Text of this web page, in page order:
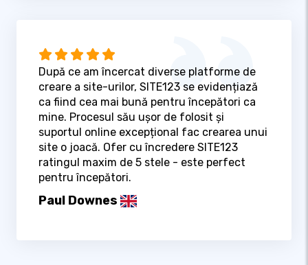
După ce am încercat diverse platforme de
creare a site-urilor, SITE123 se evidențiază
ca fiind cea mai bună pentru începători ca
mine. Procesul său ușor de folosit și
suportul online excepțional fac crearea unui
site o joacă. Ofer cu încredere SITE123
ratingul maxim de 5 stele - este perfect
pentru începători.
Paul Downes